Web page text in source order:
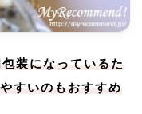
装になっているた
すいのもおすすめ